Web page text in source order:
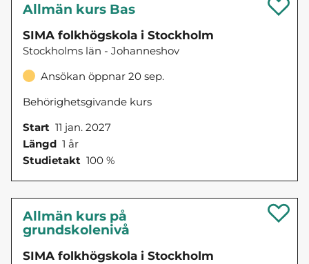
Allmän kurs Bas
SIMA folkhögskola i Stockholm
Stockholms län - Johanneshov
Ansökan öppnar 20 sep.
Behörighetsgivande kurs
Start 11 jan. 2027
Längd 1 år
Studietakt 100 %
Allmän kurs på
grundskolenivå
SIMA folkhögskola i Stockholm